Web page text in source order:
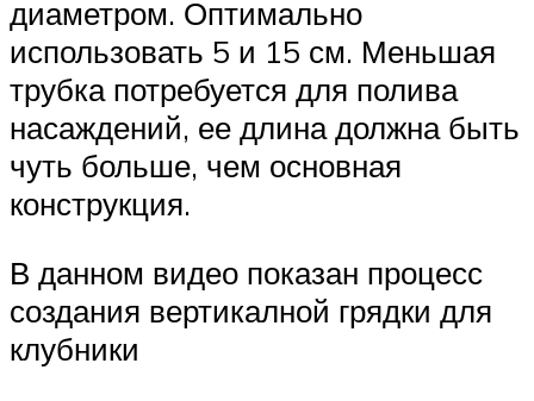
диаметром. Оптимально
использовать 5 и 15 см. Меньшая
трубка потребуется для полива
насаждений, ее длина должна быть
чуть больше, чем основная
конструкция.
В данном видео показан процесс
создания вертикалной грядки для
клубники